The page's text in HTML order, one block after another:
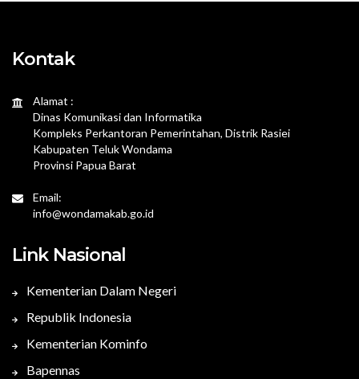
Kontak
Alamat :
Dinas Komunikasi dan Informatika
Kompleks Perkantoran Pemerintahan, Distrik Rasiei
Kabupaten Teluk Wondama
Provinsi Papua Barat
Email:
info@wondamakab.go.id
Link Nasional
Kementerian Dalam Negeri
Republik Indonesia
Kementerian Kominfo
Bapennas